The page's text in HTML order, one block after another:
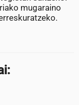
mugaraino